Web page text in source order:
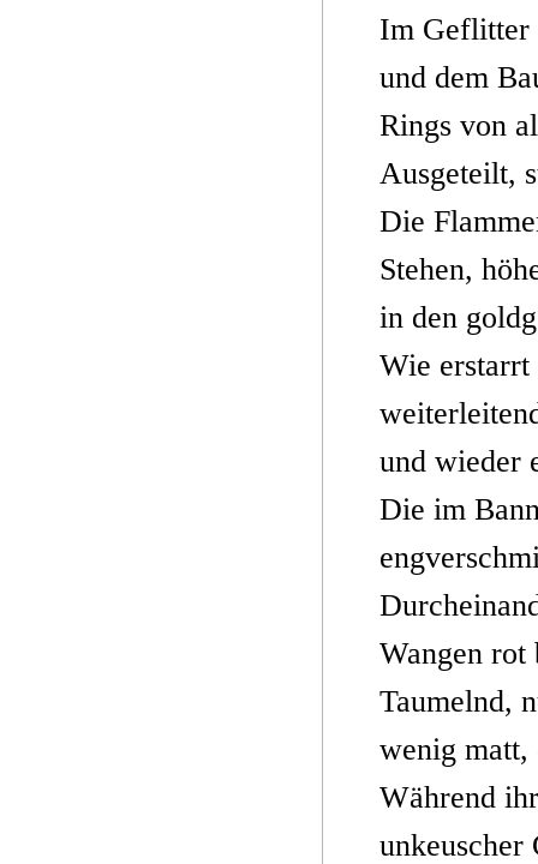
Im Geflitter
und dem
Rings von
Ausgeteilt,
Die
Stehen,
in den
Wie erstarrt
und wieder
Die im
Wangen rot
Taumelnd,
wenig matt,
Während
unkeuscher